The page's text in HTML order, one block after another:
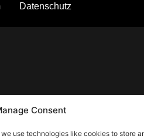
Consent
use technologies like cookies to store
Datenschutz